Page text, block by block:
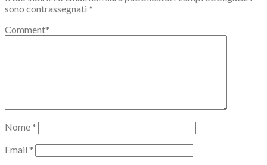
sono contrassegnati *
Comment*
Nome *
Email *